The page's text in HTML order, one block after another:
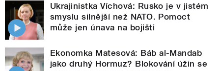
Ukrajinistka Víchová: Rusko je v jistém
smyslu silnější než NATO. Pomoct
může jen únava na bojišti
Ekonomka Matesová: Báb al-Mandab
jako druhý Hormuz? Blokování úžin se